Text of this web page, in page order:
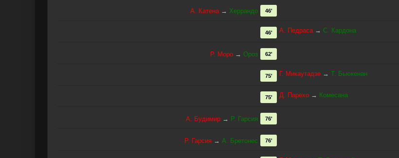
А. Катена→ Херрандо 46'
А. Педраса→ С. Кардона
46'
Р. Моро → Ороз 62'
Г. Микаутадзе → Т. Бьюкенан
75'
Д. Парехо → Комесана
75'
А. Будимир → Р. Гарсия 76'
Р. Гарсия → А. Бретонес 76'